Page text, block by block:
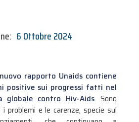
6 Ottobre 2024
nuovo rapporto Unaids contiene
positive sui progressi fatti nel
contro Hiv-Aids. Sono
problemi e le carenze, specie sul